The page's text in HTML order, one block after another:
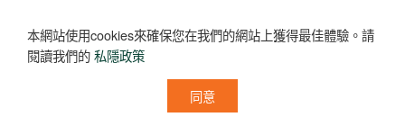
本網站使用cookies來確保您在我們的網站上獲得最佳體驗。請
閱讀我們的私隱政策
同意